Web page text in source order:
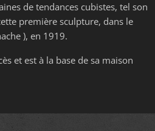
de tendances cubistes, tel son
première sculpture, dans le
), en 1919.
et est à la base de sa maison